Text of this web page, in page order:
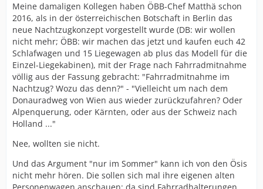
Meine damaligen Kollegen haben ÖBB-Chef Matthä schon
2016, als in der österreichischen Botschaft in Berlin das
neue Nachtzugkonzept vorgestellt wurde (DB: wir wollen
nicht mehr; ÖBB: wir machen das jetzt und kaufen euch 42
Schlafwagen und 15 Liegewagen ab plus das Modell für die
Einzel-Liegekabinen), mit der Frage nach Fahrradmitnahme
völlig aus der Fassung gebracht: "Fahrradmitnahme im
Nachtzug? Wozu das denn?" - "Vielleicht um nach dem
Donauradweg von Wien aus wieder zurückzufahren? Oder
Alpenquerung, oder Kärnten, oder aus der Schweiz nach
Holland ..."
Nee, wollten sie nicht.
Und das Argument "nur im Sommer" kann ich von den Ösis
nicht mehr hören. Die sollen sich mal ihre eigenen alten